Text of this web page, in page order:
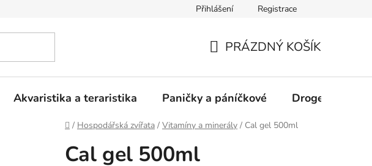
Přihlášení Registrace
KOŠÍK
PRÁZDNÝ KOŠÍK
Akvaristika a teraristika Paničky a páníčkové Drogerie
Domů
/ Hospodářská zvířata / Vitamíny a minerály / Cal gel 500ml
Cal gel 500ml